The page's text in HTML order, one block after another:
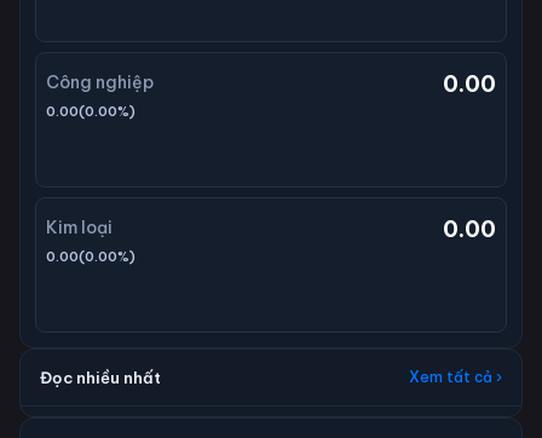
Công nghiệp 0.00
0.00(0.00%)
Kim loại 0.00
0.00(0.00%)
Đọc nhiều nhất Xem tất cả ›